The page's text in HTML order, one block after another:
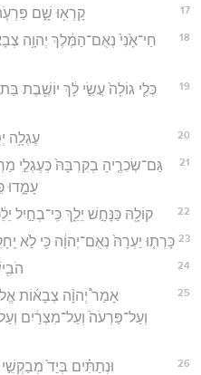
17 קָרְא֖וּ שָׁ֑ם
18
חַי־אָ֙נִי֙ נְאֻם־הַמֶּ֔לֶךְ יְהוָ֥ה
19
כְּלֵ֤י גוֹלָה֙ עֲשִׂ֣י לָ֔ךְ יוֹשֶׁ֖בֶת
20 עֶגְלָ֥ה
21
גַּם־שְׂכִרֶ֤יהָ בְקִרְבָּהּ֙ כְּעֶגְלֵ֣י
עָמָ֑דוּ
22 קוֹלָ֖הּ כַּנָּחָ֣שׁ יֵלֵ֑ךְ כִּֽי־בְחַ֣יִל
23 כָּרְת֤וּ יַעְרָהּ֙ נְאֻם־יְהוָ֔ה כִּ֖י לֹ֣א
24
25
אָמַר֩ יְהוָ֨ה צְבָא֜וֹת
וְעַל־פַּרְעֹה֙ וְעַל־מִצְרַ֔יִם
26
וּנְתַתִּ֗ים בְּיַד֙